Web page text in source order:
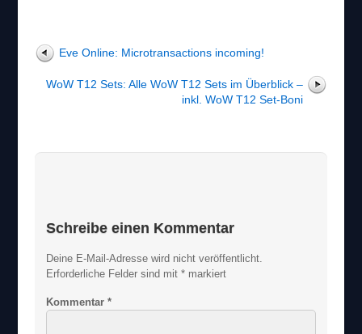
Eve Online: Microtransactions incoming!
WoW T12 Sets: Alle WoW T12 Sets im Überblick –
inkl. WoW T12 Set-Boni
Schreibe einen Kommentar
Deine E-Mail-Adresse wird nicht veröffentlicht.
Erforderliche Felder sind mit* markiert
Kommentar*